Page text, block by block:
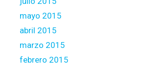
mayo 2015
abril 2015
marzo 2015
febrero 2015